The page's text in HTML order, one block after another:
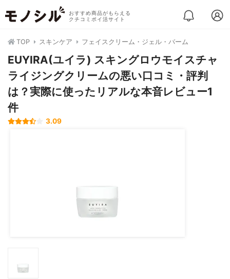
おすすめ商品がもらえる
クチコミポイ活サイト
TOP スキンケア フェイスクリーム・ジェル・バーム
EUYIRA(ユイラ) スキングロウモイスチャ
ライジングクリームの悪い口コミ・評判
は？実際に使ったリアルな本音レビュー1
件
3.09